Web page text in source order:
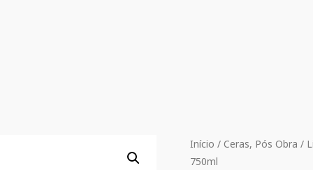
Início / Ceras, Pós Obra /
750ml